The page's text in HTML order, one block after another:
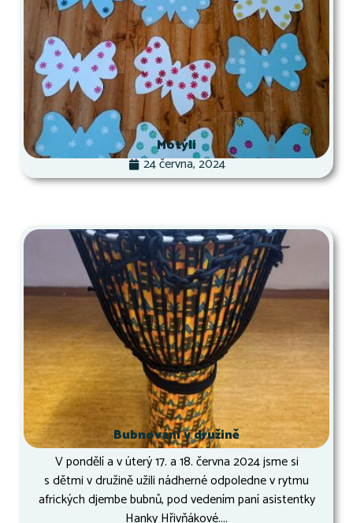
Motýli
24 června, 2024
Bubnování v družině
V pondělí a v úterý 17. a 18. června 2024 jsme si
s dětmi v družině užili nádherné odpoledne v rytmu
afrických djembe bubnů, pod vedením paní asistentky